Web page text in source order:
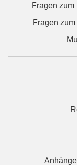
Fragen zum
Fragen